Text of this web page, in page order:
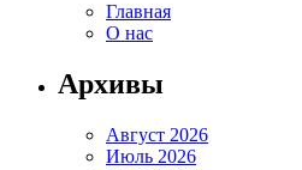
Главная
О нас
Архивы
Август 2026
Июль 2026